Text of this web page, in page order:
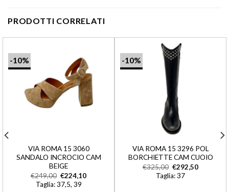
PRODOTTI CORRELATI
-10%
VIA ROMA 15 3060
SANDALO INCROCIO CAM
BEIGE
€249,00 €224,10
Taglia: 37,5, 39
-10%
VIA ROMA 15 3296 POL
BORCHIETTE CAM CUOIO
€325,00 €292,50
Taglia: 37